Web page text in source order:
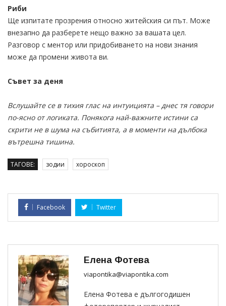
Риби
Ще изпитате прозрения относно житейския си път. Може
внезапно да разберете нещо важно за вашата цел.
Разговор с ментор или придобиването на нови знания
може да промени живота ви.
Съвет за деня
Вслушайте се в тихия глас на интуицията – днес тя говори
по-ясно от логиката. Понякога най-важните истини са
скрити не в шума на събитията, а в моменти на дълбока
вътрешна тишина.
ТАГОВЕ: зодии хороскоп
Facebook Twitter
Елена Фотева
viapontika@viapontika.com
Елена Фотева е дългогодишен